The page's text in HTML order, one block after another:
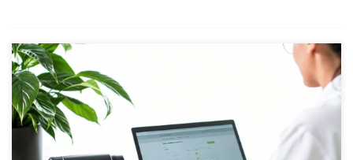
一、当晚睡眠质量大幅提升🌙 告别缺氧憋醒、频繁夜醒翻
身，入睡更快，深睡眠时长增加，睡醒头脑清爽不昏沉 […]